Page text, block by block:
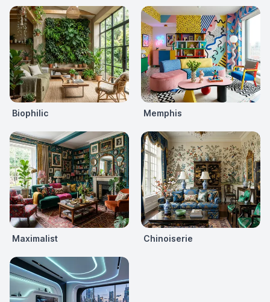
Biophilic Memphis
Maximalist Chinoiserie